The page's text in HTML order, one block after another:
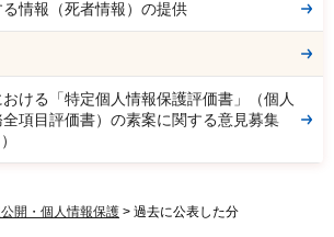
情報（死者情報）の提供
ける「特定個人情報保護評価書」（個人
項目評価書）の素案に関する意見募集
開・個人情報保護 > 過去に公表した分